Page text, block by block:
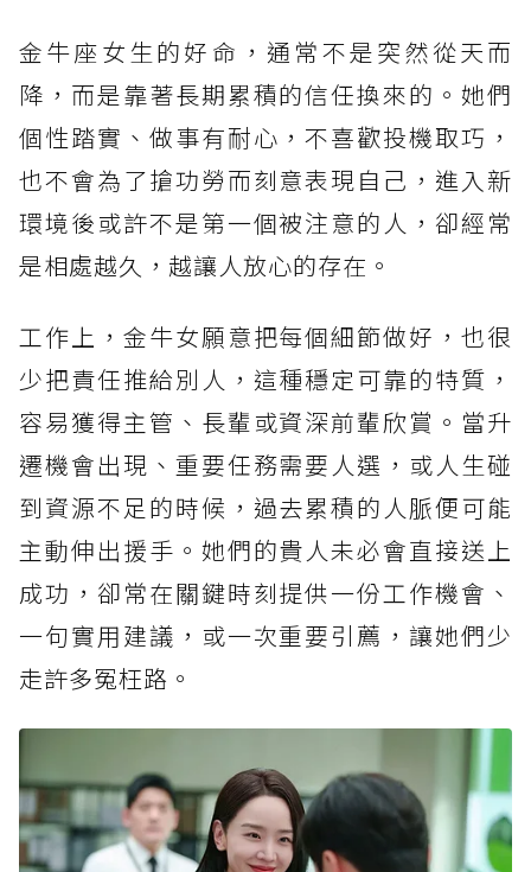
貴人運第1名：天秤座
金牛座女生的好命，通常不是突然從天而
降，而是靠著長期累積的信任換來的。她們
個性踏實、做事有耐心，不喜歡投機取巧，
也不會為了搶功勞而刻意表現自己，進入新
環境後或許不是第一個被注意的人，卻經常
是相處越久，越讓人放心的存在。
工作上，金牛女願意把每個細節做好，也很
少把責任推給別人，這種穩定可靠的特質，
容易獲得主管、長輩或資深前輩欣賞。當升
遷機會出現、重要任務需要人選，或人生碰
到資源不足的時候，過去累積的人脈便可能
主動伸出援手。她們的貴人未必會直接送上
成功，卻常在關鍵時刻提供一份工作機會、
一句實用建議，或一次重要引薦，讓她們少
走許多冤枉路。